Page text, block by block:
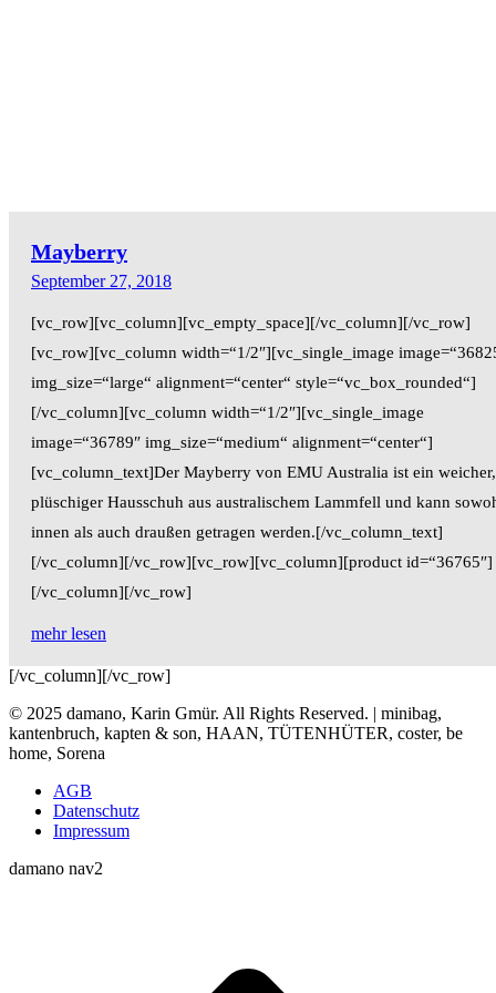
Mayberry
September 27, 2018
[vc_row][vc_column][vc_empty_space][/vc_column][/vc_row]
[vc_row][vc_column width=“1/2″][vc_single_image
img_size=“large“ alignment=“center“ style=“vc_box_rounded“]
[/vc_column][vc_column width=“1/2″][vc_single_image
image=“36789″ img_size=“medium“ alignment=“center“]
[vc_column_text]Der Mayberry von EMU Australia ist ein weicher,
plüschiger Hausschuh aus australischem Lammfell und kann
innen als auch draußen getragen werden.[/vc_column_text]
[/vc_column][/vc_row][vc_row][vc_column][product id=“36765″]
[/vc_column][/vc_row]
mehr lesen
[/vc_column][/vc_row]
© 2025 damano, Karin Gmür. All Rights Reserved. | minibag,
kantenbruch, kapten & son, HAAN, TÜTENHÜTER, coster, be
home, Sorena
AGB
Datenschutz
Impressum
damano nav2